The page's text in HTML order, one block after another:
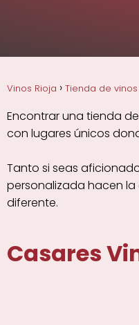
Vinos Rioja Tienda de
Encontrar una tienda
con lugares únicos
Tanto si seas
personalizada hacen
diferente.
Casares